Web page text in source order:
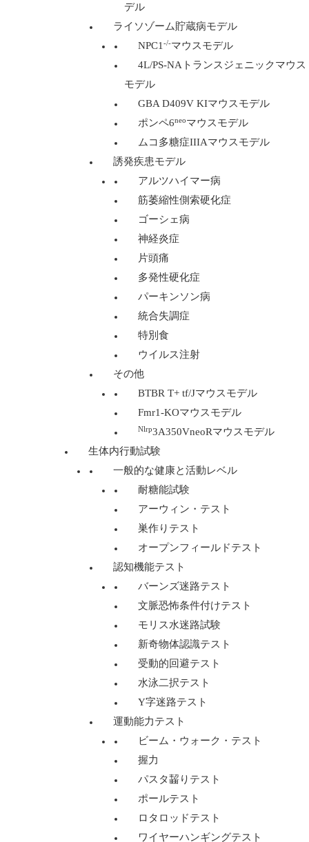
デル
ライソゾーム貯蔵病モデル
NPC1 -/-マウスモデル
4L/PS-NAトランスジェニックマウス
モデル
GBA D409V KIマウスモデル
ポンペ6neoマウスモデル
ムコ多糖症IIIAマウスモデル
誘発疾患モデル
アルツハイマー病
筋萎縮性側索硬化症
ゴーシェ病
神経炎症
片頭痛
多発性硬化症
パーキンソン病
統合失調症
特別食
ウイルス注射
その他
BTBR T+ tf/Jマウスモデル
Fmr1-KOマウスモデル
Nlrp3A350VneoRマウスモデル
生体内行動試験
一般的な健康と活動レベル
耐糖能試験
アーウィン・テスト
巣作りテスト
オープンフィールドテスト
認知機能テスト
バーンズ迷路テスト
文脈恐怖条件付けテスト
モリス水迷路試験
新奇物体認識テスト
受動的回避テスト
水泳二択テスト
Y字迷路テスト
運動能力テスト
ビーム・ウォーク・テスト
握力
パスタ齧りテスト
ポールテスト
ロタロッドテスト
ワイヤーハンギングテスト